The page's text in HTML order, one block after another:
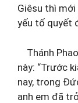
Giêsu thì
yếu tố quyết
Thánh
này: “Trước
nay, trong
anh em đã